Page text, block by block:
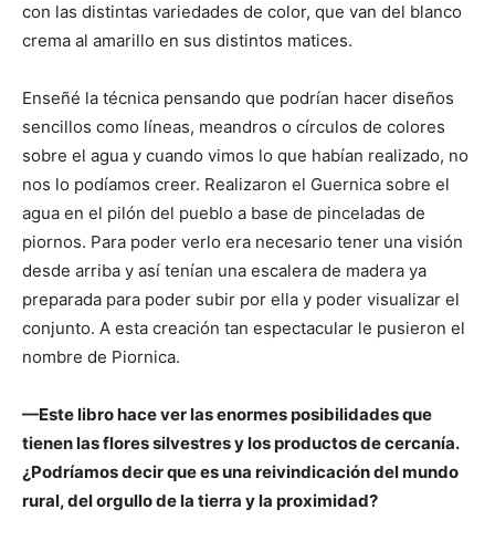
con las distintas variedades de color, que van del blanco
crema al amarillo en sus distintos matices.
Enseñé la técnica pensando que podrían hacer diseños
sencillos como líneas, meandros o círculos de colores
sobre el agua y cuando vimos lo que habían realizado, no
nos lo podíamos creer. Realizaron el Guernica sobre el
agua en el pilón del pueblo a base de pinceladas de
piornos. Para poder verlo era necesario tener una visión
desde arriba y así tenían una escalera de madera ya
preparada para poder subir por ella y poder visualizar el
conjunto. A esta creación tan espectacular le pusieron el
nombre de Piornica.
—Este libro hace ver las enormes posibilidades que
tienen las flores silvestres y los productos de cercanía.
¿Podríamos decir que es una reivindicación del mundo
rural, del orgullo de la tierra y la proximidad?